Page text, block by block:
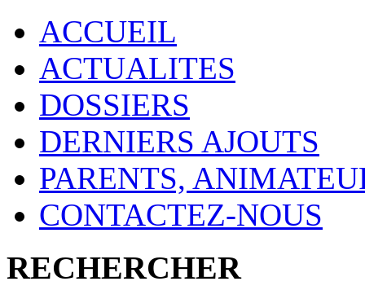
ACCUEIL
ACTUALITES
DOSSIERS
DERNIERS AJOUTS
PARENTS,
CONTACTEZ-NOUS
RECHERCHER